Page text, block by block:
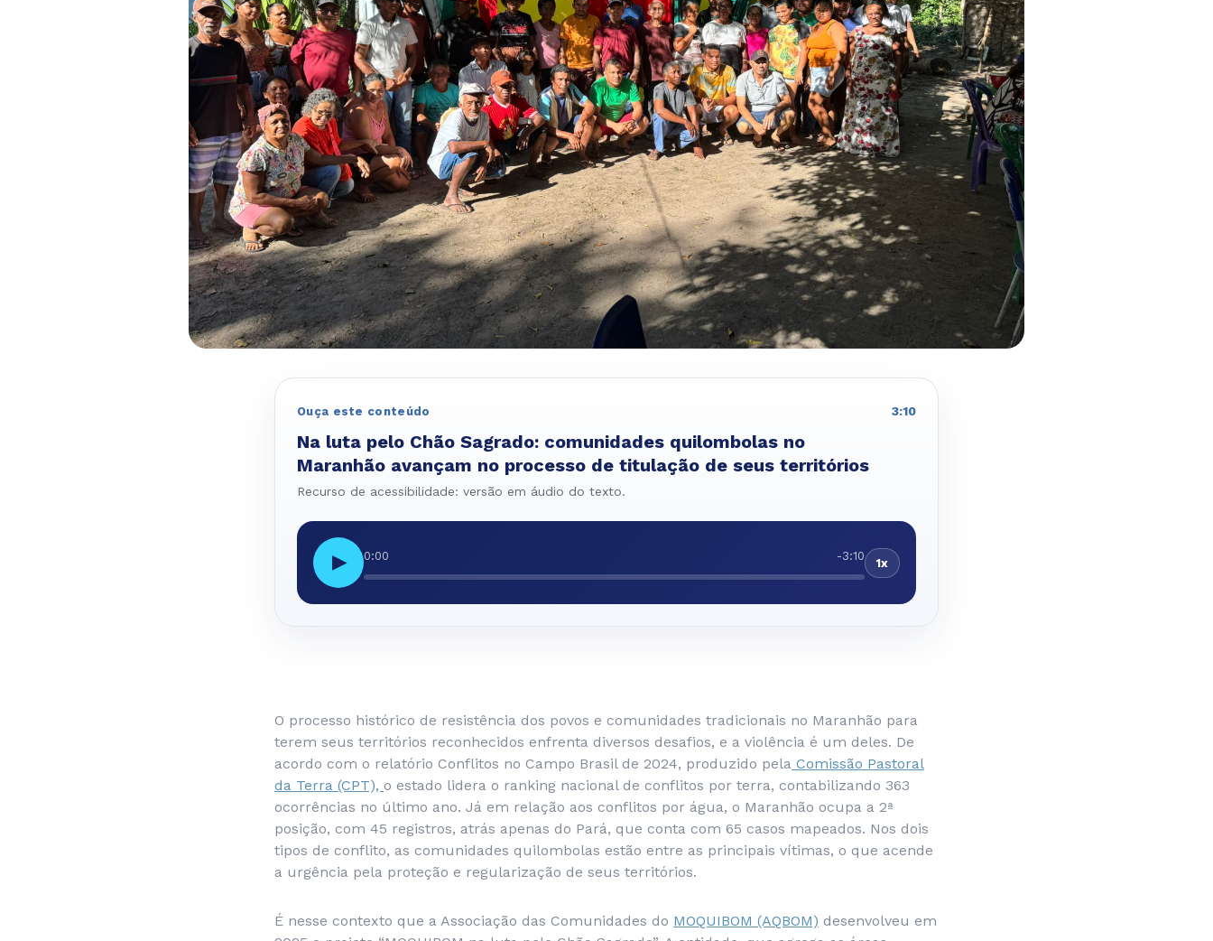
Ouça este conteúdo
Na luta pelo Chão Sagrado: comunidades quilombolas no
Maranhão avançam no processo de titulação de seus territórios
Recurso de acessibilidade: versão em áudio do texto.
3:10
▶ 0:00 -3:10 1x
O processo histórico de resistência dos povos e comunidades tradicionais no Maranhão para
terem seus territórios reconhecidos enfrenta diversos desafios, e a violência é um deles. De
acordo com o relatório Conflitos no Campo Brasil de 2024, produzido pela Comissão Pastoral
da Terra (CPT), o estado lidera o ranking nacional de conflitos por terra, contabilizando 363
ocorrências no último ano. Já em relação aos conflitos por água, o Maranhão ocupa a 2ª
posição, com 45 registros, atrás apenas do Pará, que conta com 65 casos mapeados. Nos dois
tipos de conflito, as comunidades quilombolas estão entre as principais vítimas, o que acende
a urgência pela proteção e regularização de seus territórios.
É nesse contexto que a Associação das Comunidades do MOQUIBOM (AQBOM) desenvolveu em